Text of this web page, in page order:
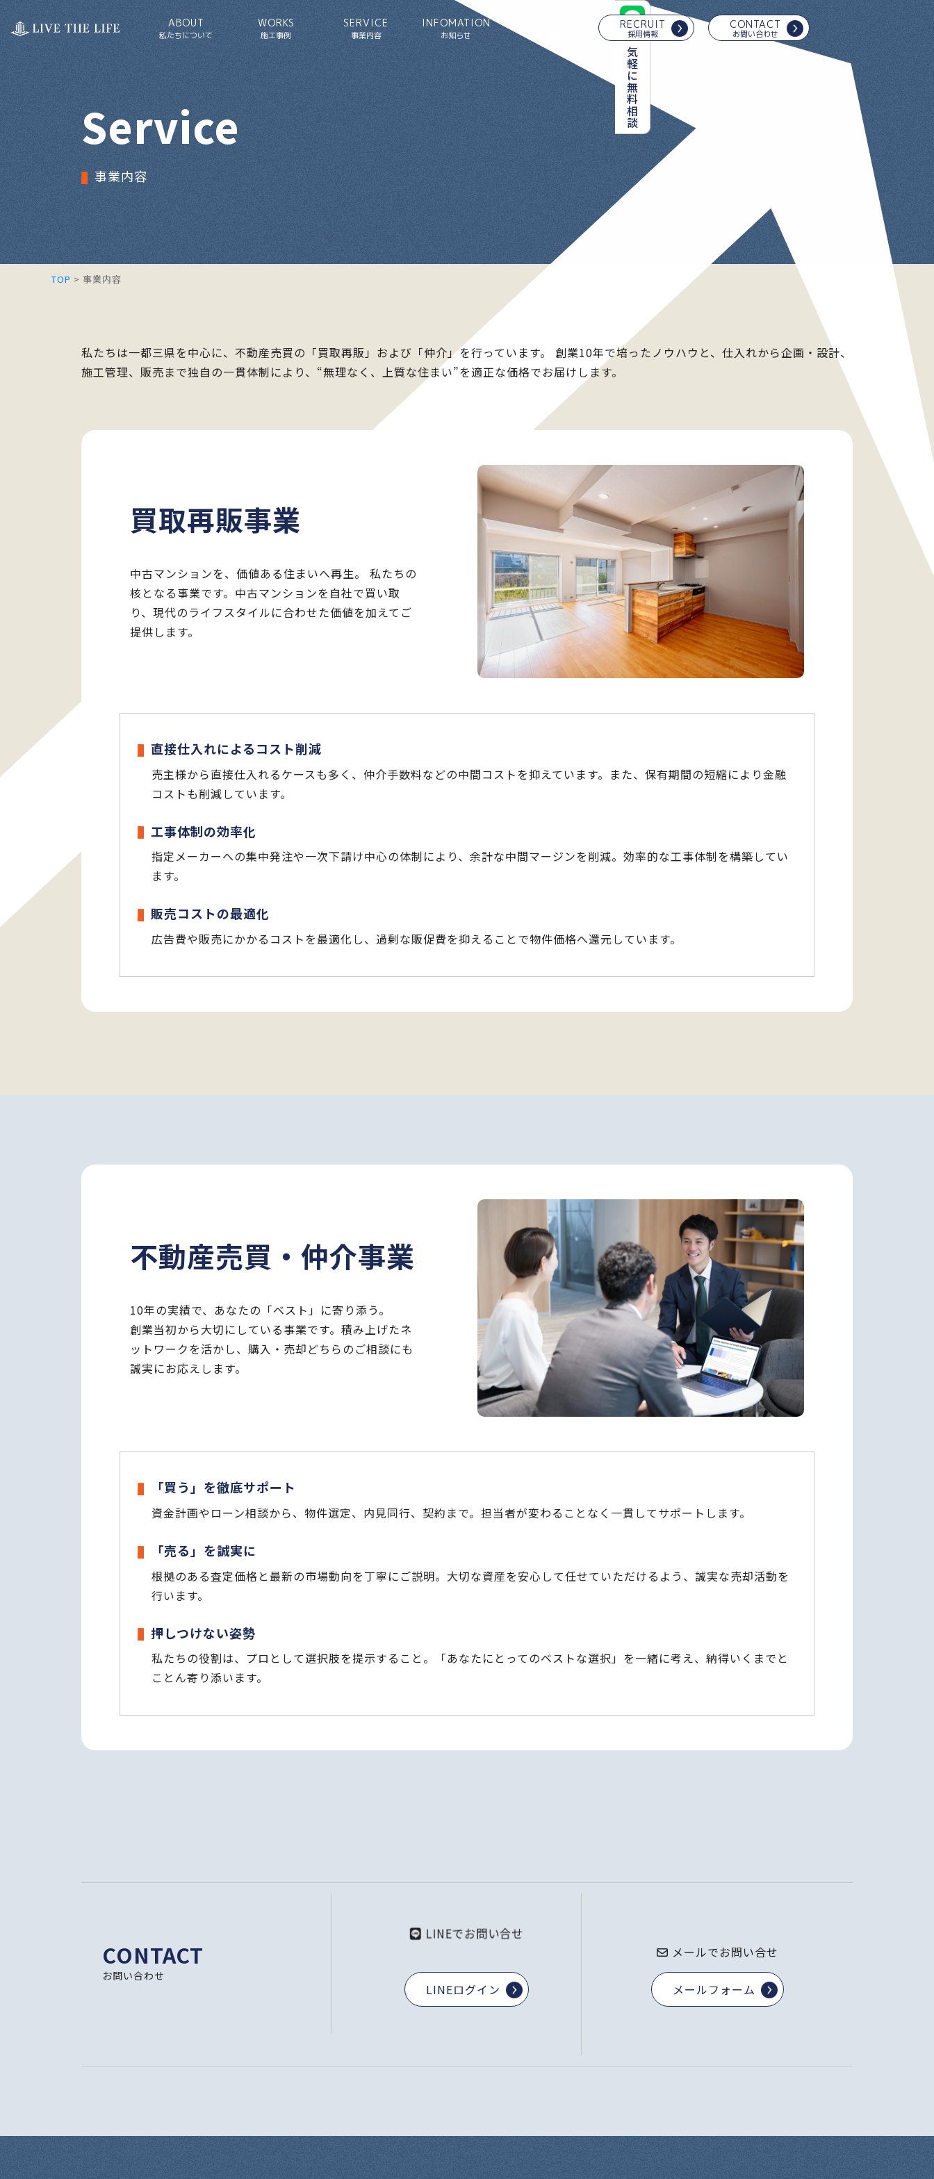
ABOUT
私たちについて
WORKS
施工事例
SERVICE
事業内容
INFOMATION
お知らせ
RECRUIT
採用情報
CONTACT
お問い合わせ
Service
事業内容
TOP > 事業内容
で気軽に無料相談
私たちは一都三県を中心に、不動産売買の「買取再販」および「仲介」を行っています。 創業10年で培ったノウハウと、仕入れから企画・設計、
施工管理、販売まで独自の一貫体制により、“無理なく、上質な住まい”を適正な価格でお届けします。
買取再販事業
中古マンションを、価値ある住まいへ再生。 私たちの
核となる事業です。中古マンションを自社で買い取
り、現代のライフスタイルに合わせた価値を加えてご
提供します。
直接仕入れによるコスト削減
売主様から直接仕入れるケースも多く、仲介手数料などの中間コストを抑えています。また、保有期間の短縮により金融
コストも削減しています。
工事体制の効率化
指定メーカーへの集中発注や一次下請け中心の体制により、余計な中間マージンを削減。効率的な工事体制を構築してい
ます。
販売コストの最適化
広告費や販売にかかるコストを最適化し、過剰な販促費を抑えることで物件価格へ還元しています。
不動産売買・仲介事業
10年の実績で、あなたの「ベスト」に寄り添う。
創業当初から大切にしている事業です。積み上げたネ
ットワークを活かし、購入・売却どちらのご相談にも
誠実にお応えします。
「買う」を徹底サポート
資金計画やローン相談から、物件選定、内見同行、契約まで。担当者が変わることなく一貫してサポートします。
「売る」を誠実に
根拠のある査定価格と最新の市場動向を丁寧にご説明。大切な資産を安心して任せていただけるよう、誠実な売却活動を
行います。
押しつけない姿勢
私たちの役割は、プロとして選択肢を提示すること。「あなたにとってのベストな選択」を一緒に考え、納得いくまでと
ことん寄り添います。
CONTACT
お問い合わせ
LINEログイン
メールでお問い合せ
メールフォーム